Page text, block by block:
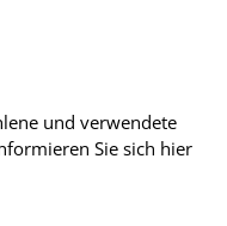
und verwendete
Sie sich hier